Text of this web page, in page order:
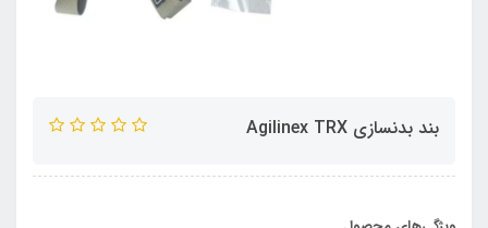
بند بدنسازي Agilinex TRX